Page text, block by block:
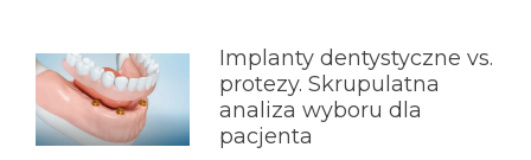
Implanty dentystyczne vs.
protezy. Skrupulatna
analiza wyboru dla
pacjenta